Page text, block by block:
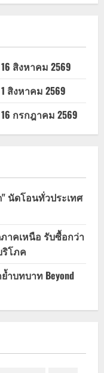
สิงหาคม 2569
สิงหาคม 2569
กรกฎาคม 2569
" นัดโอนทั่วประเทศ
าคเหนือ รับซื้อกว่า
โภค
ย้ำบทบาท Beyond